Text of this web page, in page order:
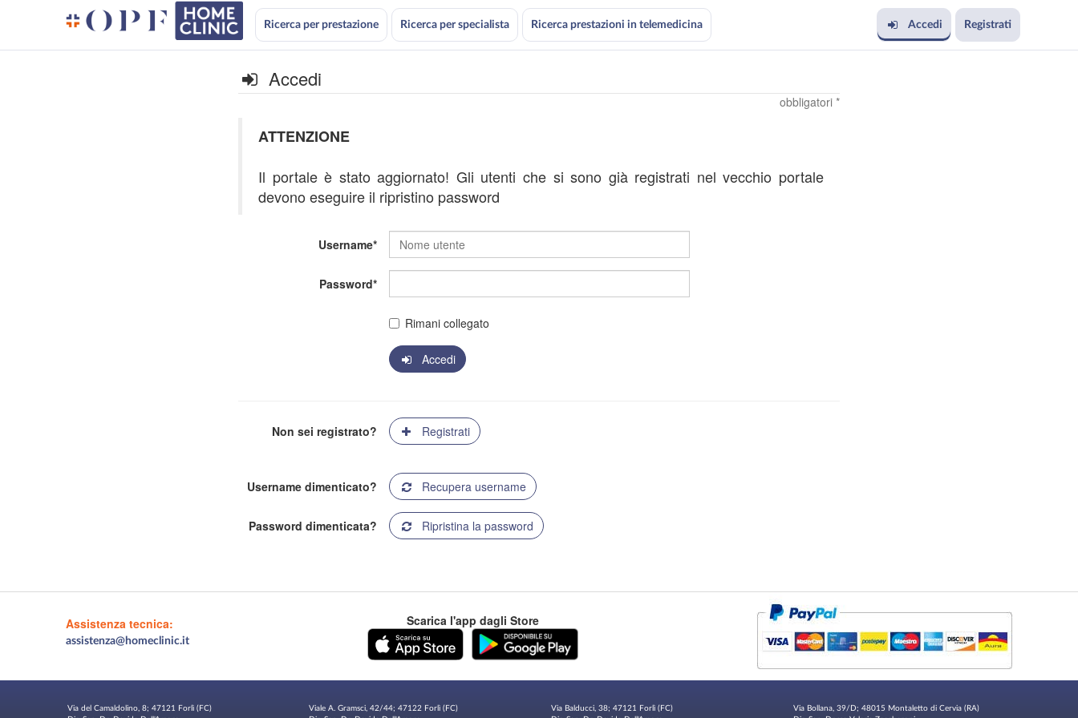
Ricerca per prestazione Ricerca per specialista Ricerca prestazioni in telemedicina Accedi Registrati
Accedi
obbligatori *
ATTENZIONE
Il portale è stato aggiornato! Gli utenti che si sono già registrati nel vecchio portale
devono eseguire il ripristino password
Username
Password
Rimani collegato
Accedi
Non sei registrato? Registrati
Username dimenticato? Recupera username
Password dimenticata? Ripristina la password
Assistenza tecnica:
assistenza@homeclinic.it
Scarica l'app dagli Store
Via del Camaldolino, 8; 47121 Forlì (FC)
Viale A. Gramsci, 42/44; 47122 Forlì (FC)
Via Balducci, 38; 47121 Forlì (FC)
Via Bollana, 39/D; 48015 Montaletto di Cervia (RA)